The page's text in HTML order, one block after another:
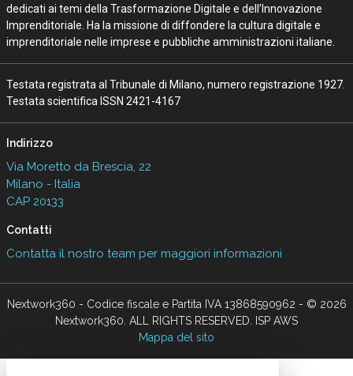
dedicati ai temi della Trasformazione Digitale e dell’Innovazione
Imprenditoriale. Ha la missione di diffondere la cultura digitale e
imprenditoriale nelle imprese e pubbliche amministrazioni italiane.
Testata registrata al Tribunale di Milano, numero registrazione 1927.
Testata scientifica ISSN 2421-4167
Indirizzo
Via Moretto da Brescia, 22
Milano - Italia
CAP 20133
Contatti
Contatta il nostro team per maggiori informazioni
Nextwork360 - Codice fiscale e Partita IVA 13868590962 - © 2026
Nextwork360. ALL RIGHTS RESERVED. ISP AWS
Mappa del sito